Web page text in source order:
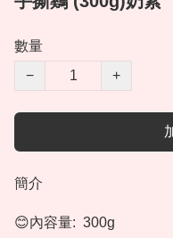
數量
−
+
簡介
😊內容量:  300g